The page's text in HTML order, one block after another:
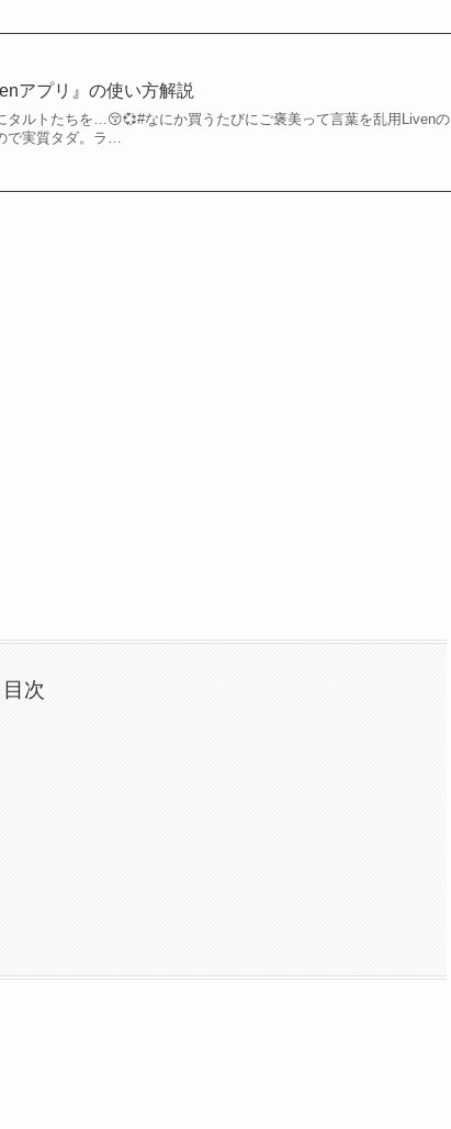
アプリ』の使い方解説
タルトたちを…😚💞#なにか買うたびにご褒美って言葉を乱用Livenの
で実質タダ。ラ…
目次